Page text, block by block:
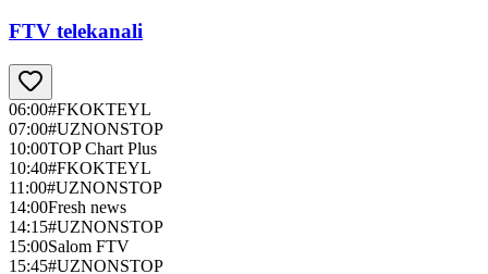
FTV telekanali
06:00#FKOKTEYL
07:00#UZNONSTOP
10:00TOP Chart Plus
10:40#FKOKTEYL
11:00#UZNONSTOP
14:00Fresh news
14:15#UZNONSTOP
15:00Salom FTV
15:45#UZNONSTOP